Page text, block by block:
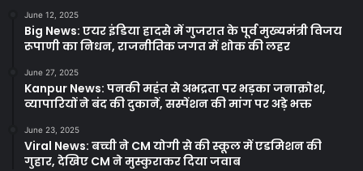
June 12, 2025
Big News: एयर इंडिया हादसे में गुजरात के पूर्व मुख्यमंत्री विजय
रूपाणी का निधन, राजनीतिक जगत में शोक की लहर
June 27, 2025
Kanpur News: पनकी महंत से अभद्रता पर भड़का जनाक्रोश,
व्यापारियों ने बंद की दुकानें, सस्पेंशन की मांग पर अड़े भक्त
June 23, 2025
Viral News: बच्ची ने CM योगी से की स्कूल में एडमिशन की
गुहार, देखिए CM ने मुस्कुराकर दिया जवाब